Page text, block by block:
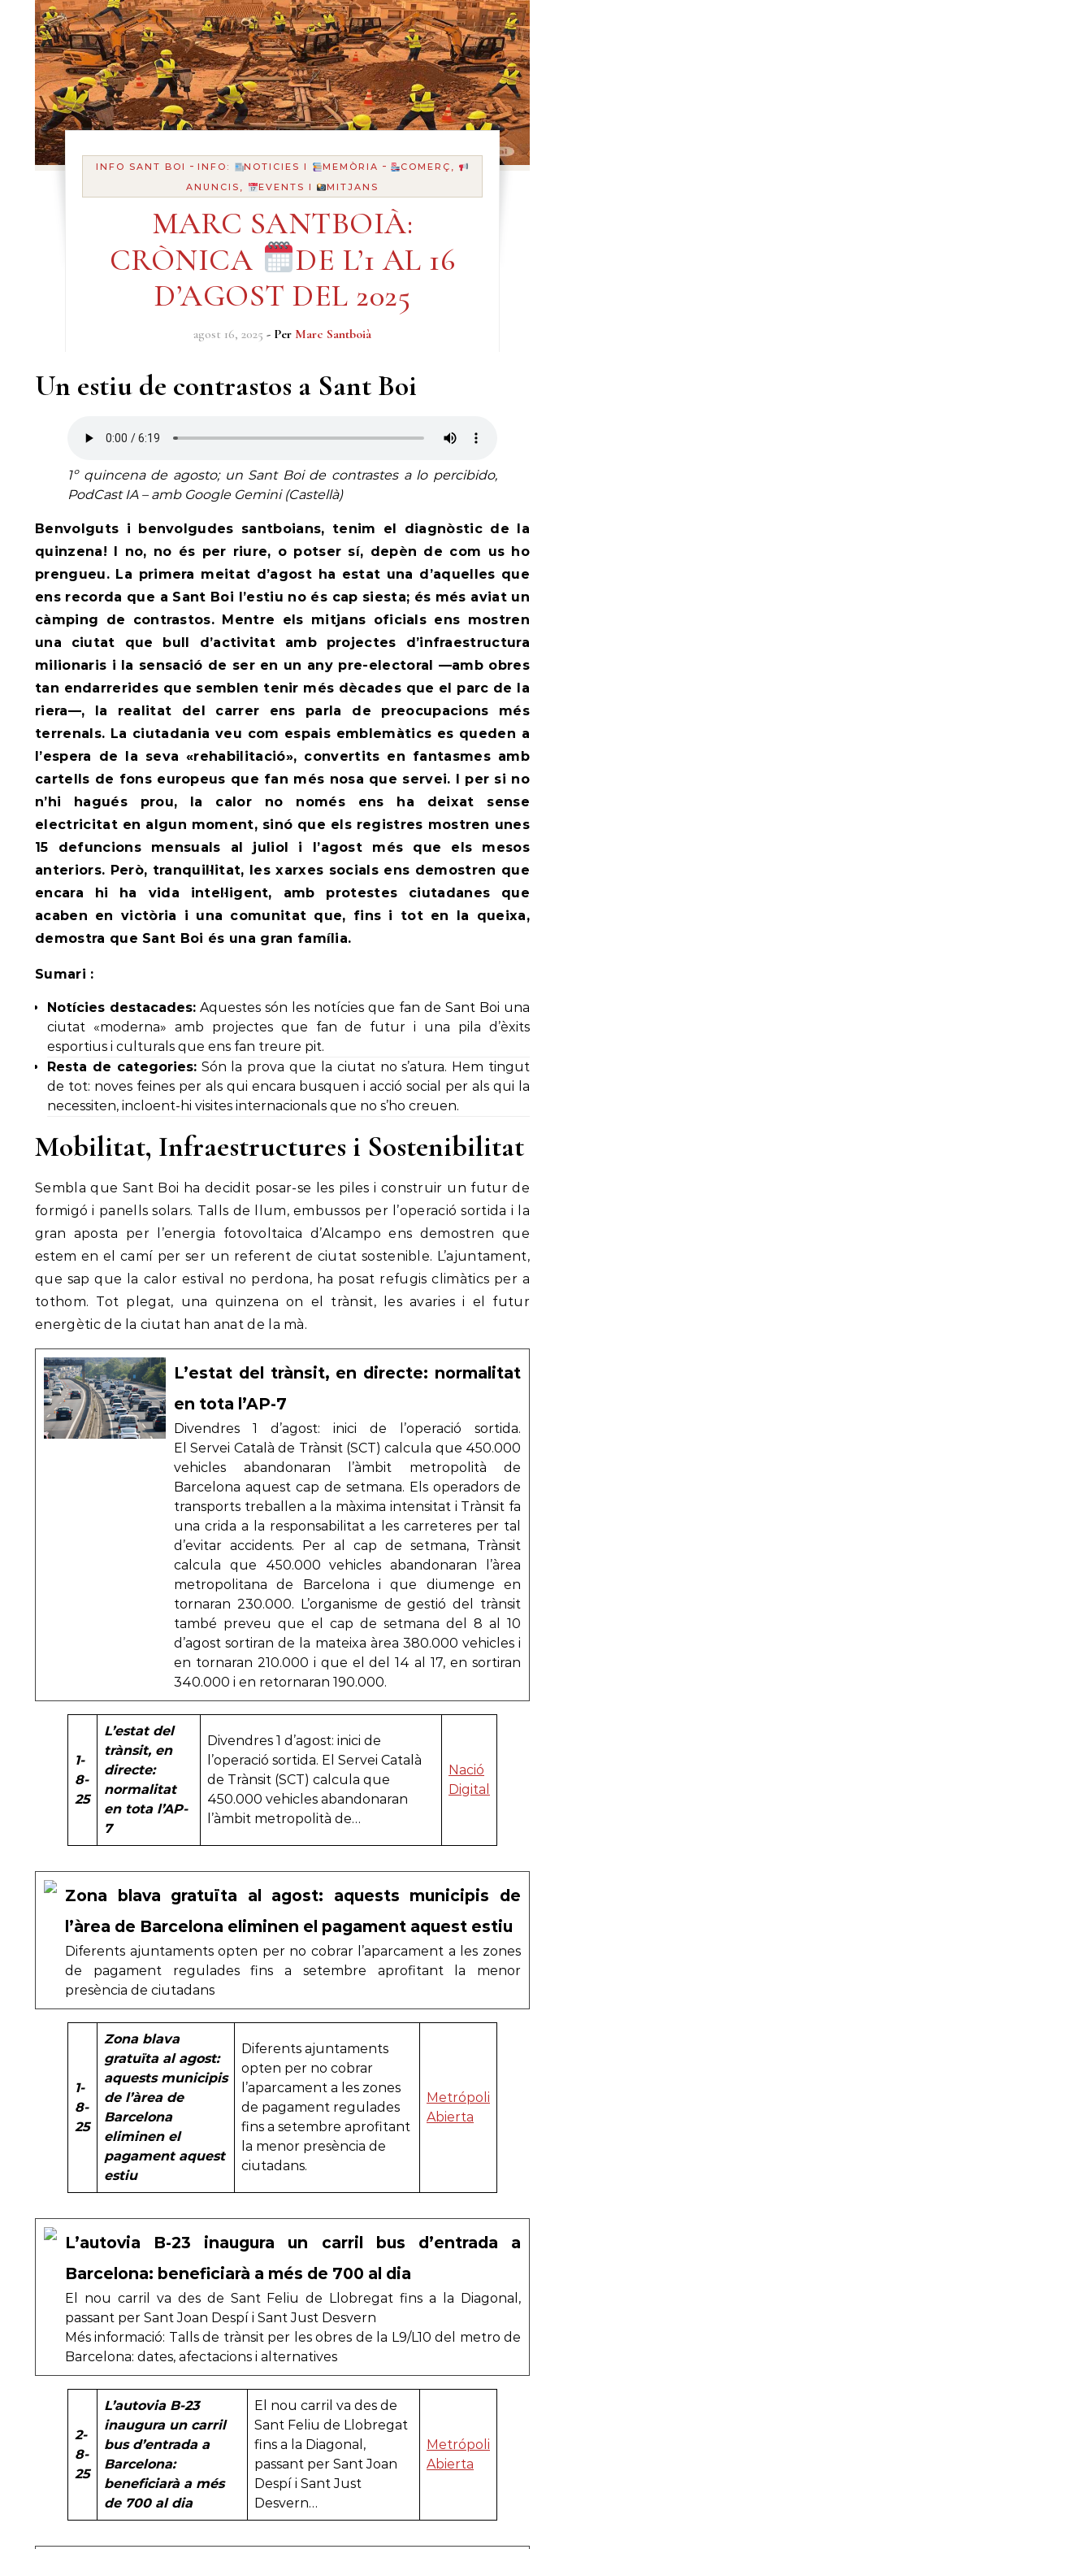
INFO SANT BOI - INFO: NOTICIES I MEMÒRIA -
COMERÇ,
ANUNCIS,
EVENTS I MITJANS
MARC SANTBOIÀ:
CRÒNICA
DE L’1 AL 16
D’AGOST DEL 2025
agost 16, 2025 - Per Marc Santboià
Un estiu de contrastos a Sant Boi
1º quincena de agosto; un Sant Boi de contrastes a lo percibido,
PodCast IA – amb Google Gemini (Castellà)
Benvolguts i benvolgudes santboians, tenim el diagnòstic de la
quinzena! I no, no és per riure, o potser sí, depèn de com us ho
prengueu. La primera meitat d’agost ha estat una d’aquelles que
ens recorda que a Sant Boi l’estiu no és cap siesta; és més aviat un
càmping de contrastos. Mentre els mitjans oficials ens mostren
una ciutat que bull d’activitat amb projectes d’infraestructura
milionaris i la sensació de ser en un any pre-electoral —amb obres
tan endarrerides que semblen tenir més dècades que el parc de la
riera—, la realitat del carrer ens parla de preocupacions més
terrenals. La ciutadania veu com espais emblemàtics es queden a
l’espera de la seva «rehabilitació», convertits en fantasmes amb
cartells de fons europeus que fan més nosa que servei. I per si no
n’hi hagués prou, la calor no només ens ha deixat sense
electricitat en algun moment, sinó que els registres mostren unes
15 defuncions mensuals al juliol i l’agost més que els mesos
anteriors. Però, tranquil·litat, les xarxes socials ens demostren que
encara hi ha vida intel·ligent, amb protestes ciutadanes que
acaben en victòria i una comunitat que, fins i tot en la queixa,
demostra que Sant Boi és una gran família.
Sumari :
Notícies destacades: Aquestes són les notícies que fan de Sant Boi una
ciutat «moderna» amb projectes que fan de futur i una pila d’èxits
esportius i culturals que ens fan treure pit.
Resta de categories:Són la prova que la ciutat no s’atura. Hem tingut
de tot: noves feines per als qui encara busquen i acció social per als qui la
necessiten, incloent-hi visites internacionals que no s’ho creuen.
Mobilitat, Infraestructures i Sostenibilitat
Sembla que Sant Boi ha decidit posar-se les piles i construir un futur de
formigó i panells solars. Talls de llum, embussos per l’operació sortida i la
gran aposta per l’energia fotovoltaica d’Alcampo ens demostren que
estem en el camí per ser un referent de ciutat sostenible. L’ajuntament,
que sap que la calor estival no perdona, ha posat refugis climàtics per a
tothom. Tot plegat, una quinzena on el trànsit, les avaries i el futur
energètic de la ciutat han anat de la mà.
L’estat del trànsit, en directe: normalitat
en tota l’AP-7
Divendres 1 d’agost: inici de l’operació sortida.
El Servei Català de Trànsit (SCT) calcula que 450.000
vehicles abandonaran l’àmbit metropolità de
Barcelona aquest cap de setmana. Els operadors de
transports treballen a la màxima intensitat i Trànsit fa
una crida a la responsabilitat a les carreteres per tal
d’evitar accidents. Per al cap de setmana, Trànsit
calcula que 450.000 vehicles abandonaran l’àrea
metropolitana de Barcelona i que diumenge en
tornaran 230.000. L’organisme de gestió del trànsit
també preveu que el cap de setmana del 8 al 10
d’agost sortiran de la mateixa àrea 380.000 vehicles i
en tornaran 210.000 i que el del 14 al 17, en sortiran
340.000 i en retornaran 190.000.
1-
8-
25
L’estat del
trànsit, en
directe:
normalitat
en tota l’AP-
7
Divendres 1 d’agost: inici de
l’operació sortida. El Servei Català
de Trànsit (SCT) calcula que
450.000 vehicles abandonaran
l’àmbit metropolità de…
Nació
Digital
Zona blava gratuïta al agost: aquests municipis de
l’àrea de Barcelona eliminen el pagament aquest estiu
Diferents ajuntaments opten per no cobrar l’aparcament a les zones
de pagament regulades fins a setembre aprofitant la menor
presència de ciutadans
1-
8-
25
Zona blava
gratuïta al agost:
aquests municipis
de l’àrea de
Barcelona
eliminen el
pagament aquest
estiu
Diferents ajuntaments
opten per no cobrar
l’aparcament a les zones
de pagament regulades
fins a setembre aprofitant
la menor presència de
ciutadans.
Metrópoli
Abierta
L’autovia B-23 inaugura un carril bus d’entrada a
Barcelona: beneficiarà a més de 700 al dia
El nou carril va des de Sant Feliu de Llobregat fins a la Diagonal,
passant per Sant Joan Despí i Sant Just Desvern
Més informació: Talls de trànsit per les obres de la L9/L10 del metro de
Barcelona: dates, afectacions i alternatives
2-
8-
25
L’autovia B-23
inaugura un carril
bus d’entrada a
Barcelona:
beneficiarà a més
de 700 al dia
El nou carril va des de
Sant Feliu de Llobregat
fins a la Diagonal,
passant per Sant Joan
Despí i Sant Just
Desvern…
Metrópoli
Abierta